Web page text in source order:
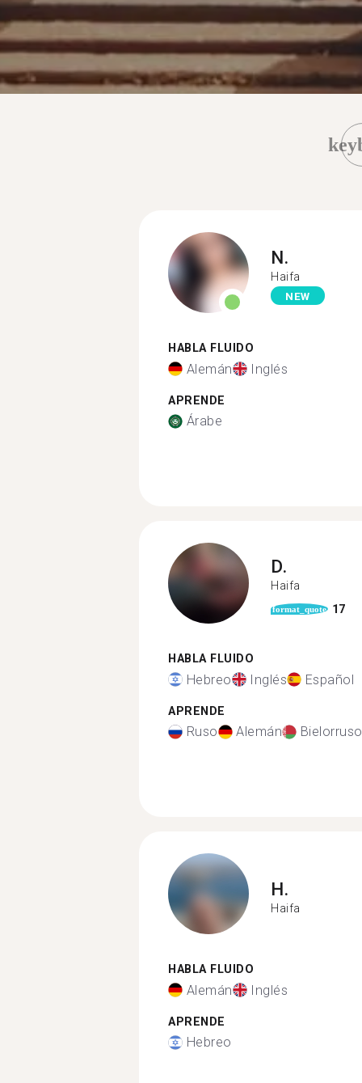
N.
Haifa
NEW
HABLA FLUIDO
Alemán Inglés
APRENDE
Árabe
D.
Haifa
format_quote 17
HABLA FLUIDO
Hebreo Inglés Español
APRENDE
Ruso Alemán Bielorruso
H.
Haifa
HABLA FLUIDO
Alemán Inglés
APRENDE
Hebreo